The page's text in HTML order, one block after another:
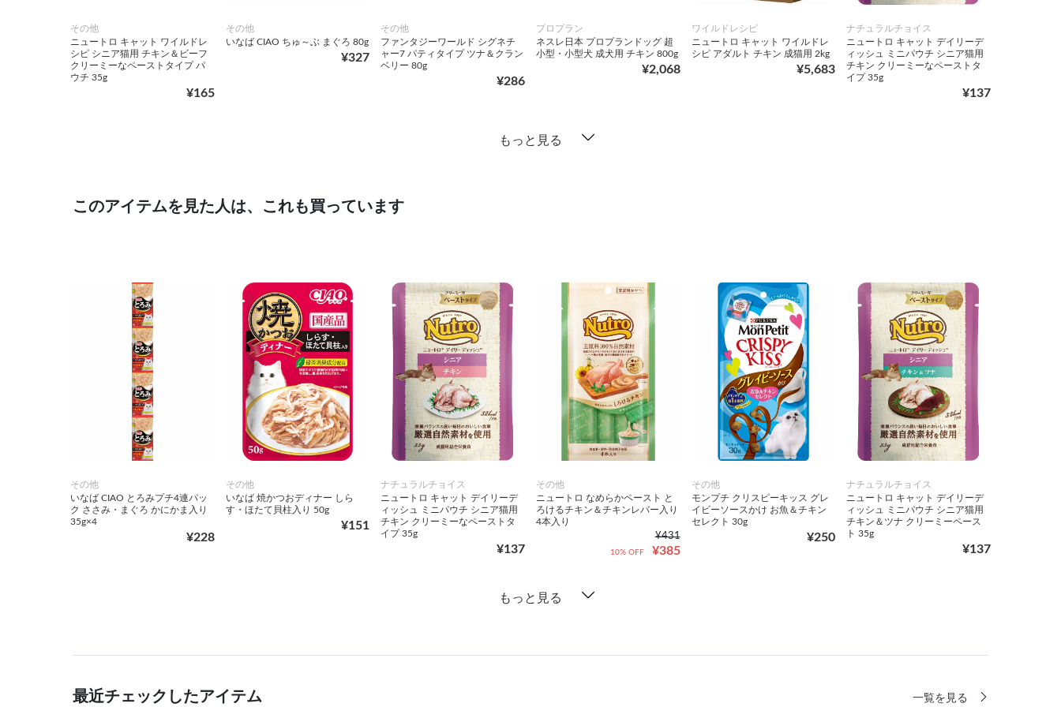
その他
ニュートロ キャット ワイルドレ
シピ シニア猫用 チキン＆ビーフ
クリーミーなペーストタイプ パ
ウチ 35g
¥165
その他
いなば CIAO ちゅ～ぶ まぐろ 80g
¥327
その他
ファンタジーワールド シグネチ
ャー7 パティタイプ ツナ＆クラン
ベリー 80g
¥286
プロプラン
ネスレ日本 プロプランドッグ 超
小型・小型犬 成犬用 チキン 800g
¥2,068
ワイルドレシピ
ニュートロ キャット ワイルドレ
シピ アダルト チキン 成猫用 2kg
¥5,683
ナチュラルチョイス
ニュートロ キャット デイリーデ
ィッシュ ミニパウチ シニア猫用
チキン クリーミーなペーストタ
イプ 35g
¥137
もっと見る
このアイテムを見た人は、これも買っています
その他
いなば CIAO とろみプチ4連パッ
ク ささみ・まぐろ かにかま入り
35g×4
¥228
その他
いなば 焼かつおディナー しら
す・ほたて貝柱入り 50g
¥151
ナチュラルチョイス
ニュートロ キャット デイリーデ
ィッシュ ミニパウチ シニア猫用
チキン クリーミーなペーストタ
イプ 35g
¥137
その他
ニュートロ なめらかペースト と
ろけるチキン＆チキンレバー入り
4本入り
¥431
¥385
10% OFF
その他
モンプチ クリスピーキッス グレ
イビーソースかけ お魚＆チキン
セレクト 30g
¥250
ナチュラルチョイス
ニュートロ キャット デイリーデ
ィッシュ ミニパウチ シニア猫用
チキン＆ツナ クリーミーペース
ト 35g
¥137
もっと見る
最近チェックしたアイテム 一覧を見る